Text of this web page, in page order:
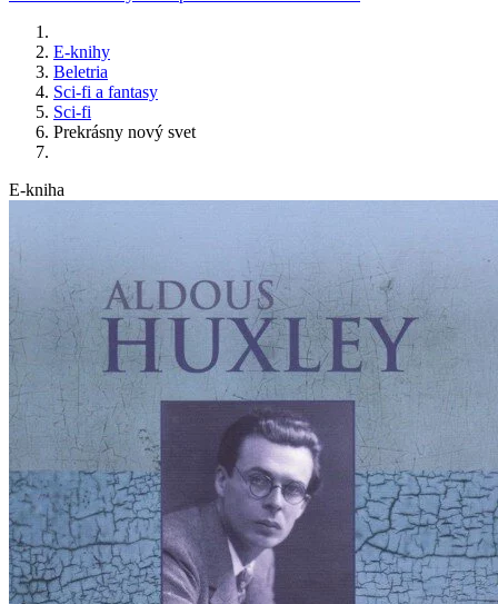
E-knihy
Beletria
Sci-fi a fantasy
Sci-fi
Prekrásny nový svet
E-kniha